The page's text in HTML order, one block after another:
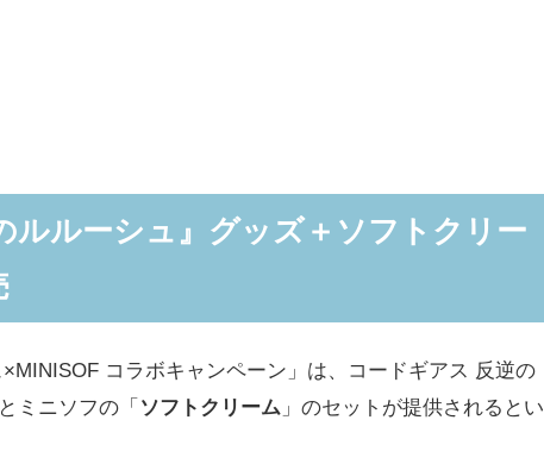
ルルーシュ』グッズ＋ソフトクリー
コラボキャンペーン」は、コードギアス 反逆の
ミニソフの「 ソフトクリーム 」のセットが提供されるとい